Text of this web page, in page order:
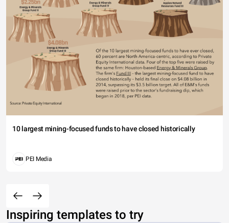
10 largest mining-focused funds to have closed historically
PEI Media
Inspiring templates to try